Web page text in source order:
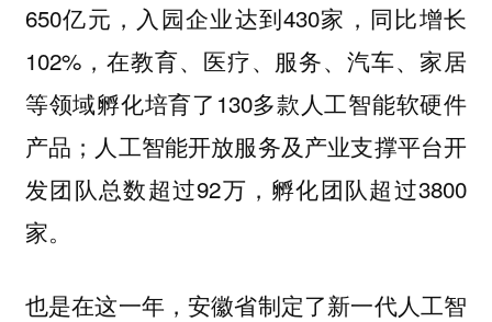
650亿元，入园企业达到430家，同比增长
102%，在教育、医疗、服务、汽车、家居
等领域孵化培育了130多款人工智能软硬件
产品；人工智能开放服务及产业支撑平台开
发团队总数超过92万，孵化团队超过3800
家。
也是在这一年，安徽省制定了新一代人工智